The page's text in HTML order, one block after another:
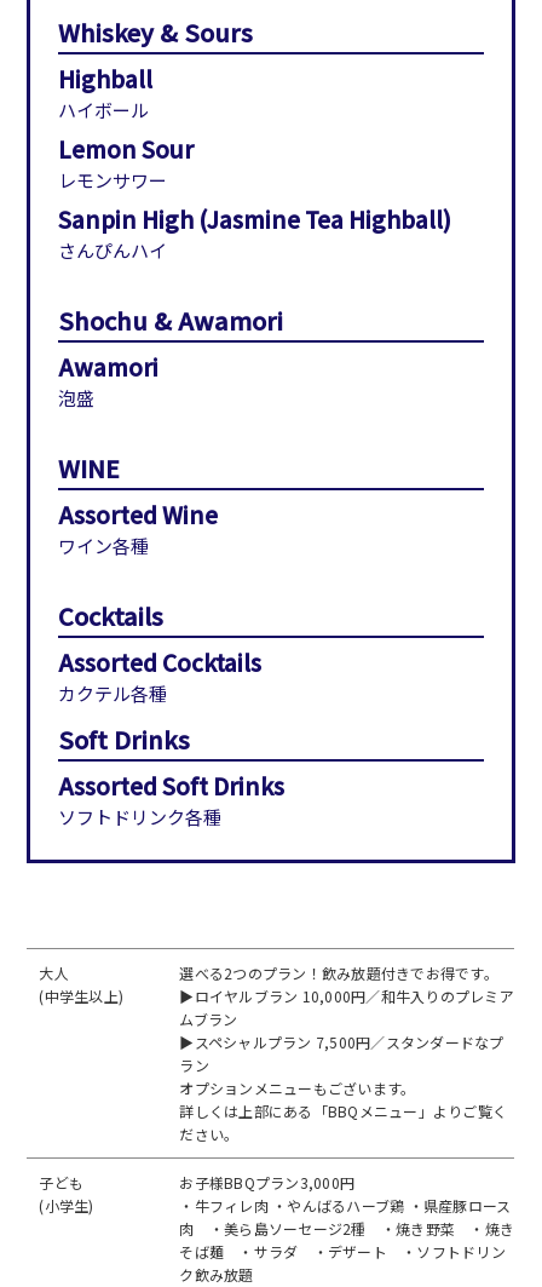
Whiskey & Sours
Highball
ハイボール
Lemon Sour
レモンサワー
Sanpin High (Jasmine Tea Highball)
さんぴんハイ
Shochu & Awamori
Awamori
泡盛
WINE
Assorted Wine
ワイン各種
Cocktails
Assorted Cocktails
カクテル各種
Soft Drinks
Assorted Soft Drinks
ソフトドリンク各種
大人
(中学生以上)
選べる2つのプラン！飲み放題付きでお得です。
▶ロイヤルブラン 10,000円／和牛入りのプレミア
ムブラン
▶スペシャルプラン 7,500円／スタンダードなプ
ラン
オプションメニューもございます。
詳しくは上部にある「BBQメニュー」よりご覧く
ださい。
子ども
(小学生)
お子様BBQプラン3,000円
・牛フィレ肉 ・やんばるハーブ鶏 ・県産豚ロース
肉 ・美ら島ソーセージ2種 ・焼き野菜 ・焼き
そば麺 ・サラダ ・デザート ・ソフトドリン
ク飲み放題